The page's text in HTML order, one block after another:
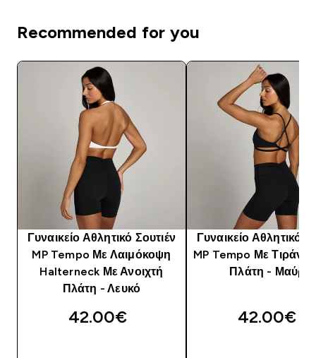
Recommended for you
Γυναικείο Αθλητικό Σουτιέν
MP Tempo Με Λαιμόκοψη
Halterneck Με Ανοιχτή
Πλάτη - Λευκό
42.00€‎
Γυναικείο Αθλητικό
MP Tempo Με
Πλάτη - Μαύρο
42.00€‎